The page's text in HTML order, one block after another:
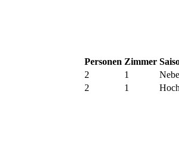
Personen Zimmer
2
1
2
1 Hoch